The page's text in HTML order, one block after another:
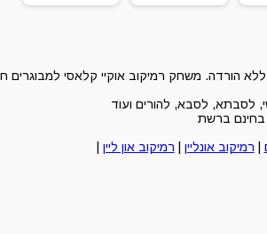
הורדה. משחק רמיקוב אוקיי קלאסי למבוגרים
לסבתא, לסבא, להורים ועוד
בחינם ברשת
רמיקוב אונליין רמיקוב און ליין